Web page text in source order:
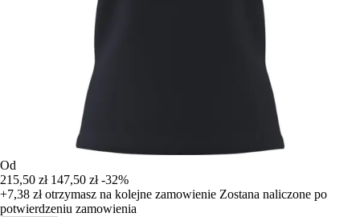
Od
215,50 zł 147,50 zł -32%
+7,38 złotrzymasz na kolejne zamowienie Zostana naliczone po
potwierdzeniu zamowienia